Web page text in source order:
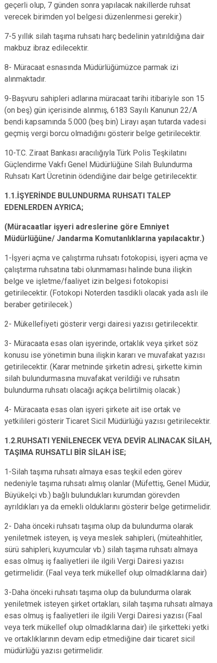
geçerli olup, 7 günden sonra yapılacak nakillerde ruhsat
verecek birimden yol belgesi düzenlenmesi gerekir.)
7-5 yıllık silah taşıma ruhsatı harç bedelinin yatırıldığına dair
makbuz ibraz edilecektir.
8- Müracaat esnasında Müdürlüğümüzce parmak izi
alınmaktadır.
9-Başvuru sahipleri adlarına müracaat tarihi itibariyle son 15
(on beş) gün içerisinde alınmış, 6183 Sayılı Kanunun 22/A
bendi kapsamında 5.000 (beş bin) Lirayı aşan tutarda vadesi
geçmiş vergi borcu olmadığını gösterir belge getirilecektir.
10-T.C. Ziraat Bankası aracılığıyla Türk Polis Teşkilatını
Güçlendirme Vakfı Genel Müdürlüğüne Silah Bulundurma
Ruhsatı Kart Ücretinin ödendiğine dair belge getirilecektir.
1.1.İŞYERİNDE BULUNDURMA RUHSATI TALEP
EDENLERDEN AYRICA;
(Müracaatlar işyeri adreslerine göre Emniyet
Müdürlüğüne/ Jandarma Komutanlıklarına yapılacaktır.)
1-İşyeri açma ve çalıştırma ruhsatı fotokopisi, işyeri açma ve
çalıştırma ruhsatına tabi olunmaması halinde buna ilişkin
belge ve işletme/faaliyet izin belgesi fotokopisi
getirilecektir. (Fotokopi Noterden tasdikli olacak yada aslı ile
beraber getirilecek.)
2- Mükellefiyeti gösterir vergi dairesi yazısı getirilecektir.
3- Müracaata esas olan işyerinde, ortaklık veya şirket söz
konusu ise yönetimin buna ilişkin kararı ve muvafakat yazısı
getirilecektir. (Karar metninde şirketin adresi, şirkette kimin
silah bulundurmasına muvafakat verildiği ve ruhsatın
bulundurma ruhsatı olacağı açıkça belirtilmiş olacak.)
4- Müracaata esas olan işyeri şirkete ait ise ortak ve
yetkilileri gösterir Ticaret Sicil Müdürlüğü yazısı getirilecektir.
1.2.RUHSATI YENİLENECEK VEYA DEVİR ALINACAK SİLAH,
TAŞIMA RUHSATLI BİR SİLAH İSE;
1-Silah taşıma ruhsatı almaya esas teşkil eden görev
nedeniyle taşıma ruhsatı almış olanlar (Müfettiş, Genel Müdür,
Büyükelçi vb.) bağlı bulundukları kurumdan görevden
ayrıldıkları ya da emekli olduklarını gösterir belge getirmelidir.
2- Daha önceki ruhsatı taşıma olup da bulundurma olarak
yeniletmek isteyen, iş veya meslek sahipleri, (müteahhitler,
sürü sahipleri, kuyumcular vb.) silah taşıma ruhsatı almaya
esas olmuş iş faaliyetleri ile ilgili Vergi Dairesi yazısı
getirmelidir. (Faal veya terk mükellef olup olmadıklarına dair)
3-Daha önceki ruhsatı taşıma olup da bulundurma olarak
yeniletmek isteyen şirket ortakları, silah taşıma ruhsatı almaya
esas olmuş iş faaliyetleri ile ilgili Vergi Dairesi yazısı (Faal
veya terk mükellef olup olmadıklarına dair) ile şirketteki yetki
ve ortaklıklarının devam edip etmediğine dair ticaret sicil
müdürlüğü yazısı getirmelidir.